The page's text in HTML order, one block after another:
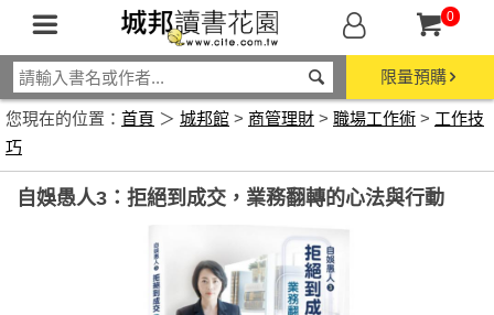
0
限量預購
您現在的位置： 首頁 ＞ 城邦館 > 商管理財 > 職場工作術 > 工作技
巧
自娛愚人3：拒絕到成交，業務翻轉的心法與行動